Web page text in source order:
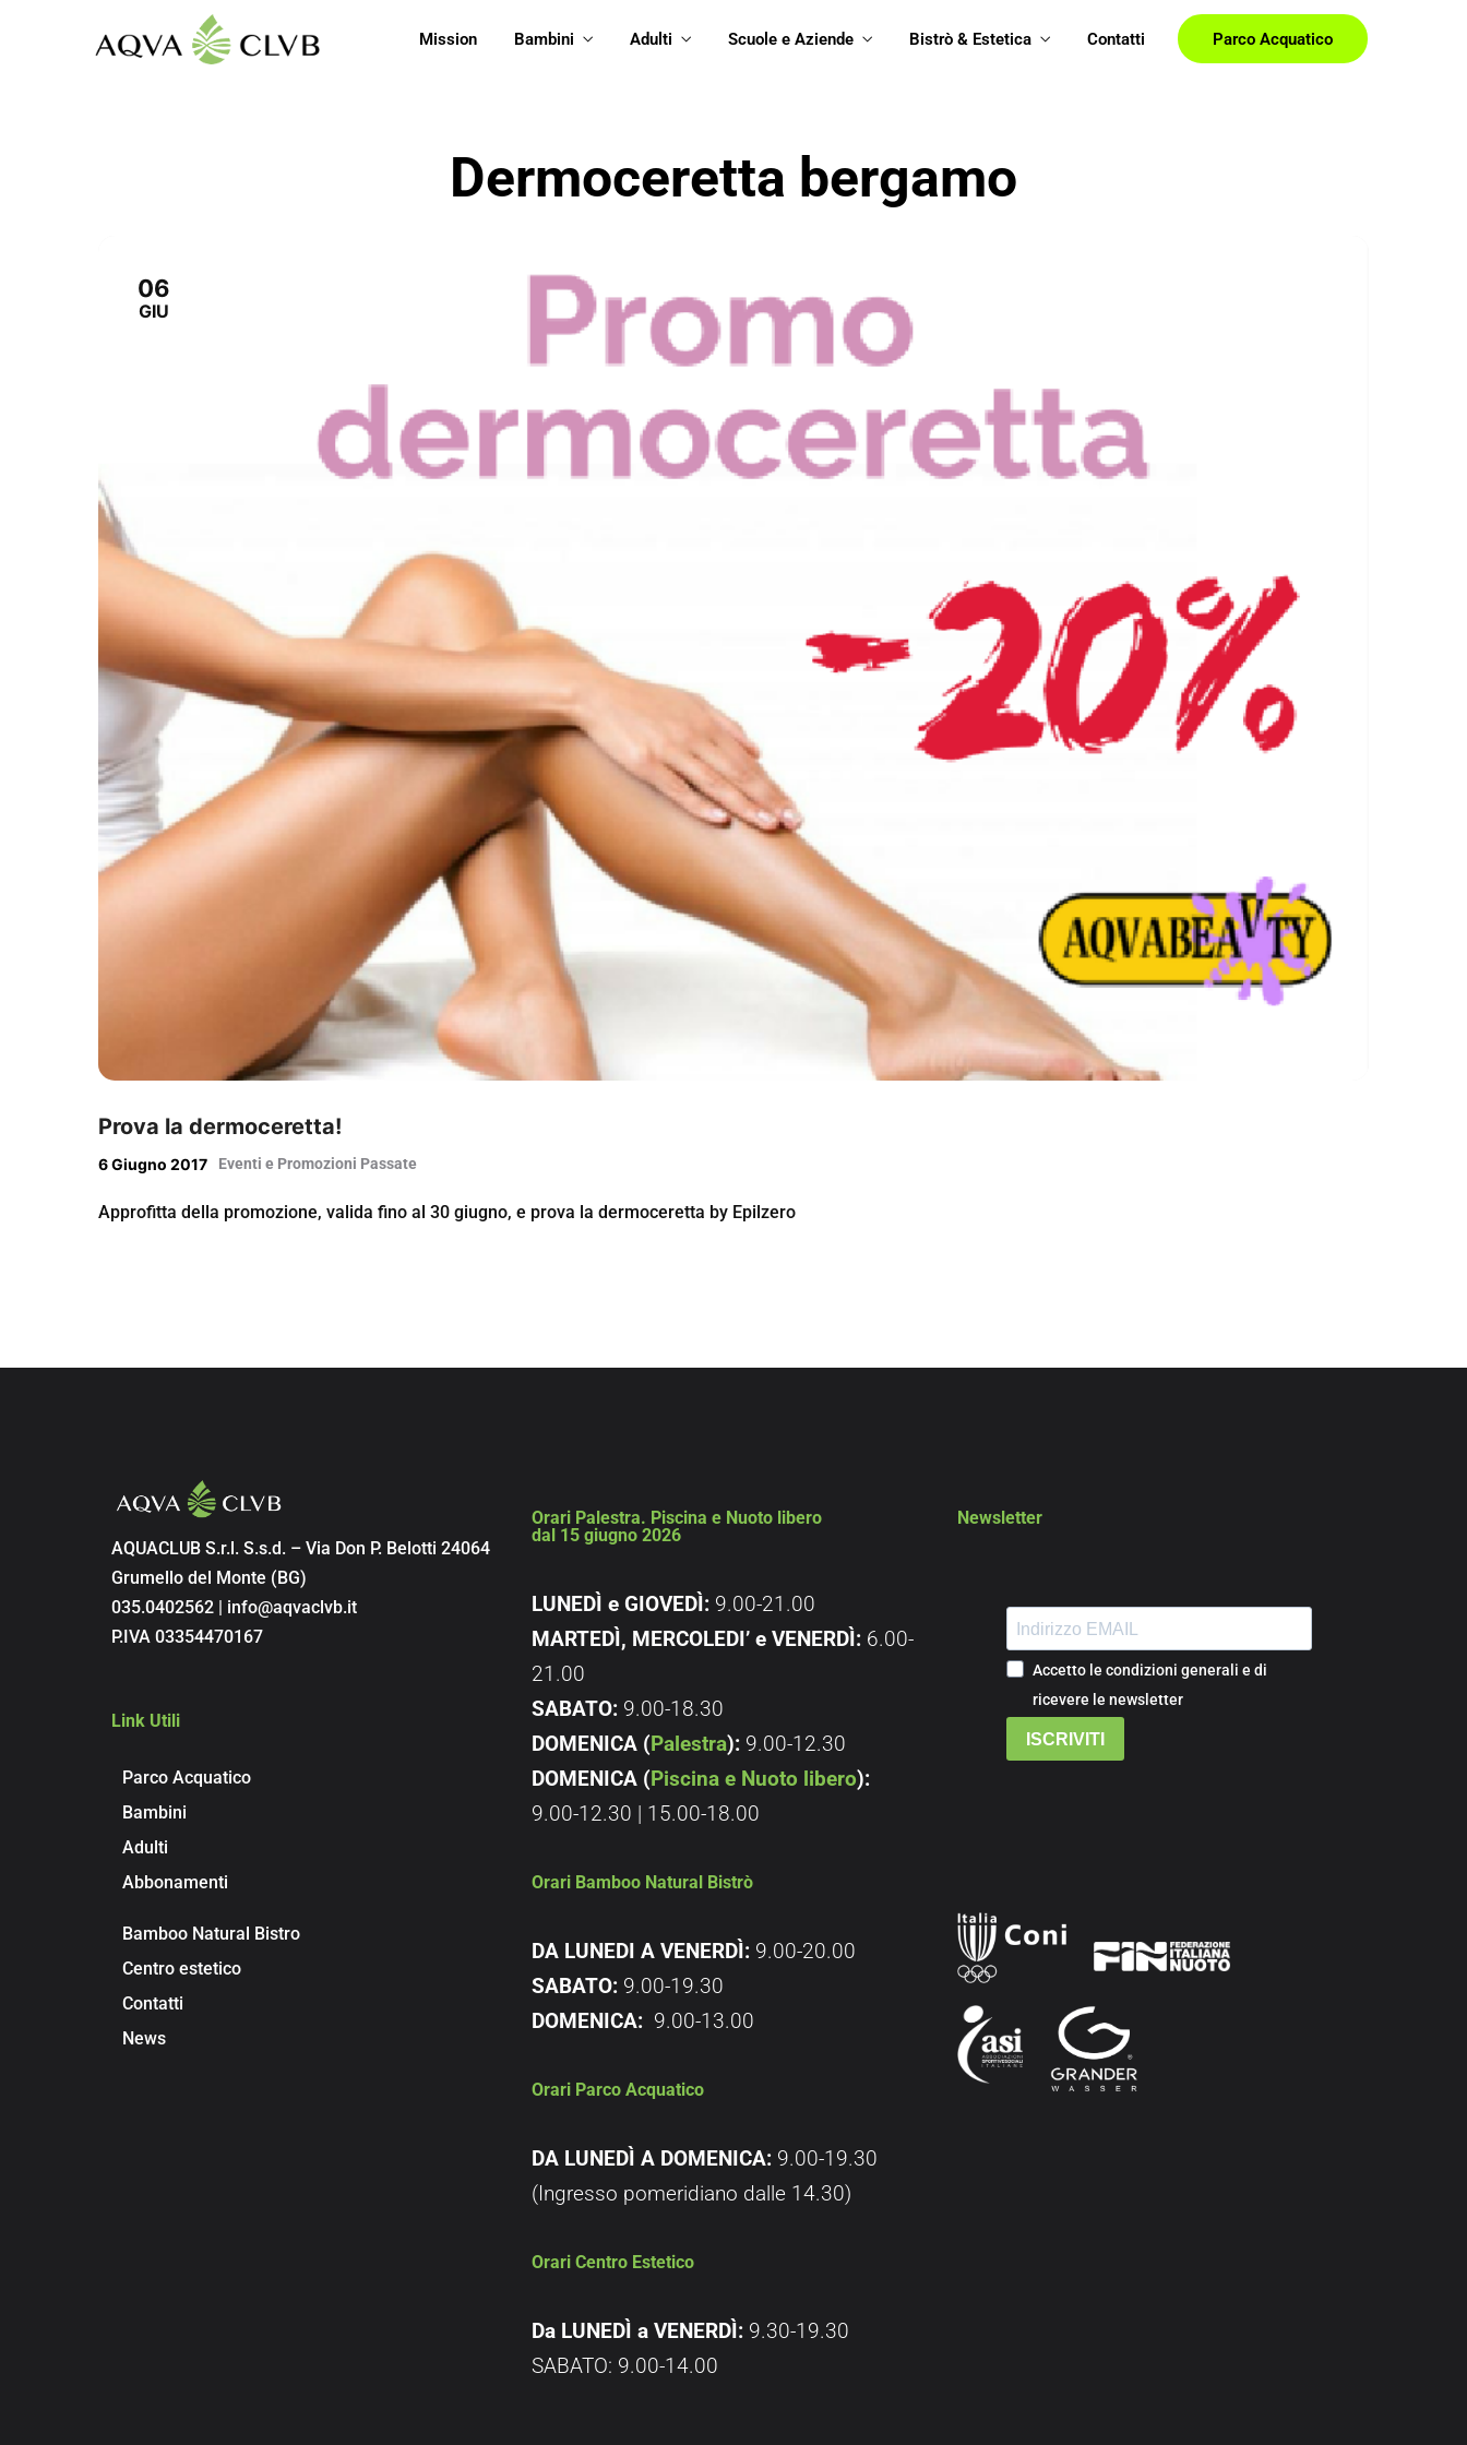
Mission Bambini Adulti Scuole e Aziende Bistrò & Estetica Contatti Parco Acquatico
Dermoceretta bergamo
06
GIU
Prova la dermoceretta!
6 Giugno 2017 Eventi e Promozioni Passate
Approfitta della promozione, valida fino al 30 giugno, e prova la dermoceretta by Epilzero
AQUACLUB S.r.l. S.s.d. – Via Don P. Belotti 24064
Grumello del Monte (BG)
035.0402562 | info@aqvaclvb.it
P.IVA 03354470167
Link Utili
Parco Acquatico
Bambini
Adulti
Abbonamenti
Bamboo Natural Bistro
Centro estetico
Contatti
News
Orari Palestra. Piscina e Nuoto libero
dal 15 giugno 2026
LUNEDÌ e GIOVEDÌ: 9.00-21.00
MARTEDÌ, MERCOLEDI’ e VENERDÌ: 6.00-
21.00
SABATO: 9.00-18.30
DOMENICA (Palestra): 9.00-12.30
DOMENICA (Piscina e Nuoto libero):
9.00-12.30 | 15.00-18.00
Orari Bamboo Natural Bistrò
DA LUNEDI A VENERDÌ: 9.00-20.00
SABATO: 9.00-19.30
DOMENICA: 9.00-13.00
Orari Parco Acquatico
DA LUNEDÌ A DOMENICA: 9.00-19.30
(Ingresso pomeridiano dalle 14.30)
Orari Centro Estetico
Da LUNEDÌ a VENERDÌ: 9.30-19.30
SABATO: 9.00-14.00
Newsletter
Accetto le condizioni generali e di
ricevere le newsletter
ISCRIVITI